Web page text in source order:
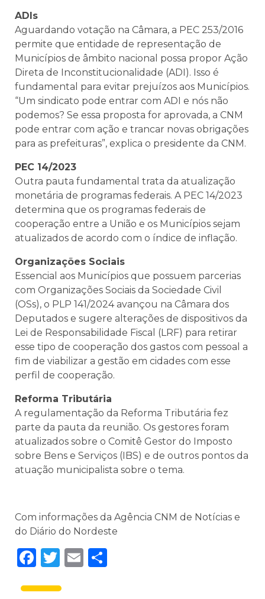
ADIs
Aguardando votação na Câmara, a PEC 253/2016
permite que entidade de representação de
Municípios de âmbito nacional possa propor Ação
Direta de Inconstitucionalidade (ADI). Isso é
fundamental para evitar prejuízos aos Municípios.
“Um sindicato pode entrar com ADI e nós não
podemos? Se essa proposta for aprovada, a CNM
pode entrar com ação e trancar novas obrigações
para as prefeituras”, explica o presidente da CNM.
PEC 14/2023
Outra pauta fundamental trata da atualização
monetária de programas federais. A PEC 14/2023
determina que os programas federais de
cooperação entre a União e os Municípios sejam
atualizados de acordo com o índice de inflação.
Organizações Sociais
Essencial aos Municípios que possuem parcerias
com Organizações Sociais da Sociedade Civil
(OSs), o PLP 141/2024 avançou na Câmara dos
Deputados e sugere alterações de dispositivos da
Lei de Responsabilidade Fiscal (LRF) para retirar
esse tipo de cooperação dos gastos com pessoal a
fim de viabilizar a gestão em cidades com esse
perfil de cooperação.
Reforma Tributária
A regulamentação da Reforma Tributária fez
parte da pauta da reunião. Os gestores foram
atualizados sobre o Comitê Gestor do Imposto
sobre Bens e Serviços (IBS) e de outros pontos da
atuação municipalista sobre o tema.
Com informações da Agência CNM de Notícias e
do Diário do Nordeste
Facebook
Twitter
Email